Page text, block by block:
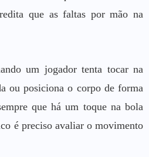
que as faltas por mão na
um jogador tenta tocar na
ou posiciona o corpo de forma
que há um toque na bola
é preciso avaliar o movimento